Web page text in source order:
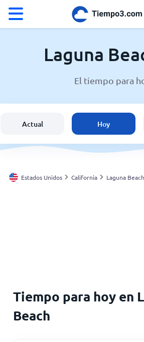
El clima en Laguna Beach
España
Argentina
Laguna
El tiempo para
Actual Hoy
Estados Unidos California Laguna Beach
Tiempo para hoy en
Beach